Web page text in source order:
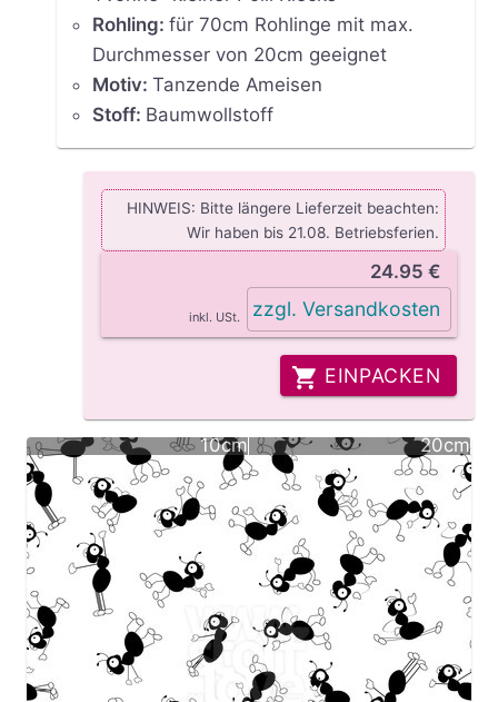
Rohling: für 70cm Rohlinge mit max.
Durchmesser von 20cm geeignet
Motiv: Tanzende Ameisen
Stoff: Baumwollstoff
HINWEIS: Bitte längere Lieferzeit beachten:
Wir haben bis 21.08. Betriebsferien.
24.95 €
inkl. USt. zzgl. Versandkosten
EINPACKEN
10cm 20cm